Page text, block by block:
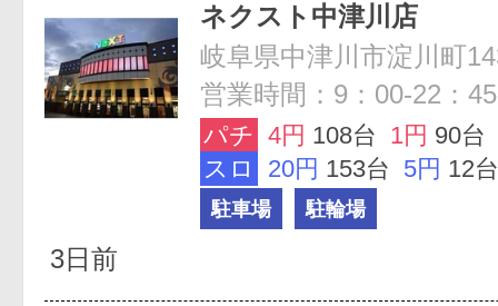
ネクスト中津川店
岐阜県中津川市淀川町
営業時間：9：00-22：45
パチ 4円 108台 1円 90台
スロ
20円 153台 5円 12台
駐車場 駐輪場
3日前